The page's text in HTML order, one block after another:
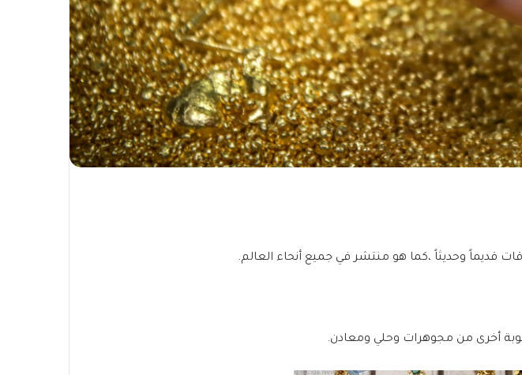
قديماً وحديثاً ،كما هو منتشر في جميع أنحاء العالم.
أخرى من مجوهرات وحلي ومعادن.